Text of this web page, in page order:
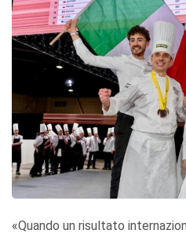
«Quando un risultato